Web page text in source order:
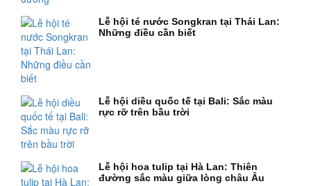
Lễ hội té nước Songkran tại Thái Lan:
Những điều cần biết
Lễ hội diều quốc tế tại Bali: Sắc màu
rực rỡ trên bầu trời
Lễ hội hoa tulip tại Hà Lan: Thiên
đường sắc màu giữa lòng châu Âu